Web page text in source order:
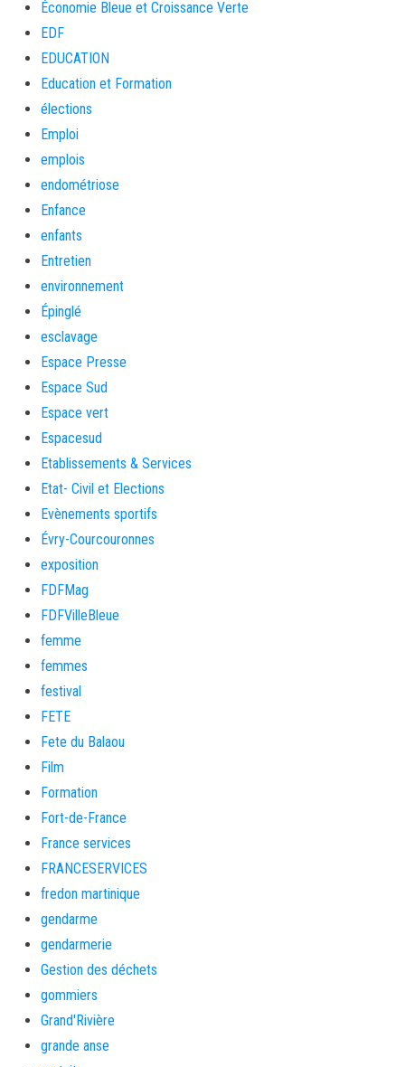
Économie Bleue et Croissance Verte
EDF
EDUCATION
Education et Formation
élections
Emploi
emplois
endométriose
Enfance
enfants
Entretien
environnement
Épinglé
esclavage
Espace Presse
Espace Sud
Espace vert
Espacesud
Etablissements & Services
Etat- Civil et Elections
Evènements sportifs
Évry-Courcouronnes
exposition
FDFMag
FDFVilleBleue
femme
femmes
festival
FETE
Fete du Balaou
Film
Formation
Fort-de-France
France services
FRANCESERVICES
fredon martinique
gendarme
gendarmerie
Gestion des déchets
gommiers
Grand'Rivière
grande anse